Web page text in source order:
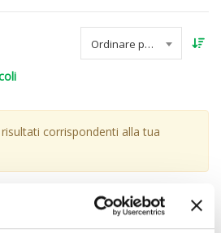
Ordinare per data
corrispondenti alla tua